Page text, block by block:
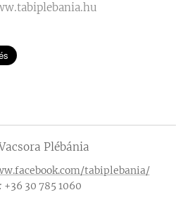
Plébánia
tabiplebania/
+36 30 785 1060